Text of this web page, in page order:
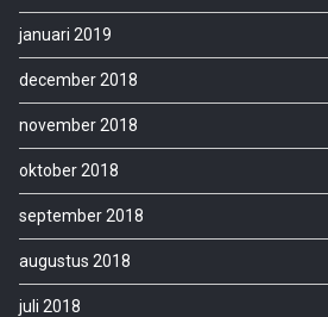
januari 2019
december 2018
november 2018
oktober 2018
september 2018
augustus 2018
juli 2018